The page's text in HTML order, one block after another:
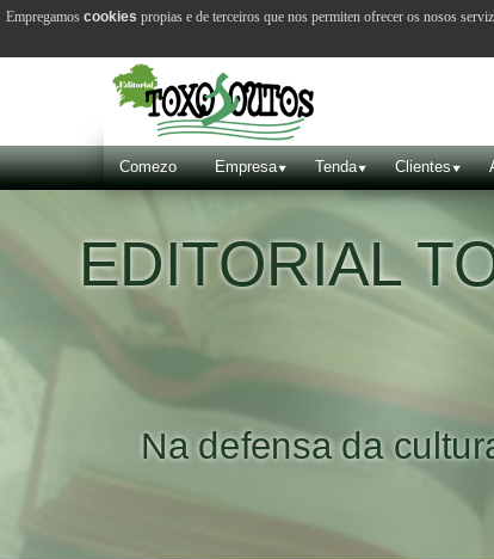
Comezo Empresa Tenda Clientes
Empregamos cookies propias e de terceiros que nos permiten ofrecer os nosos